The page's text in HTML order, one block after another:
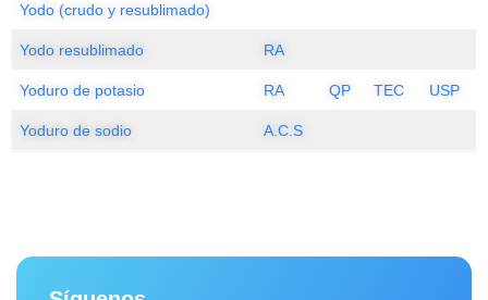
Yodo (crudo y resublimado)
Yodo resublimado RA
Yoduro de potasio RA QP TEC USP
Yoduro de sodio A.C.S